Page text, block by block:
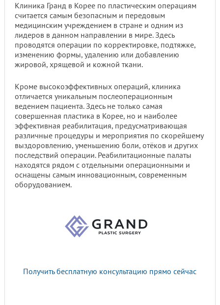
Клиника Гранд в Корее по пластическим операциям
считается самым безопасным и передовым
медицинским учреждением в стране и одним из
лидеров в данном направлении в мире. Здесь
проводятся операции по корректировке, подтяжке,
изменению формы, удалению или добавлению
жировой, хрящевой и кожной ткани.
Кроме высокоэффективных операций, клиника
отличается уникальным послеоперационным
ведением пациента. Здесь не только самая
совершенная пластика в Корее, но и наиболее
эффективная реабилитация, предусматривающая
различные процедуры и мероприятия по скорейшему
выздоровлению, уменьшению боли, отёков и других
последствий операции. Реабилитационные палаты
находятся рядом с отдельными операционными и
оснащены самым инновационным, современным
оборудованием.
Получить бесплатную консультацию прямо сейчас